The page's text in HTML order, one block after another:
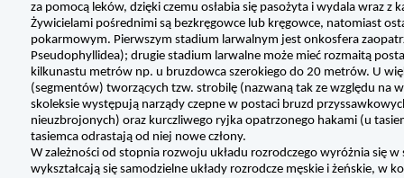
za pomocą leków, dzięki czemu osłabia się pasożyta i wydala wraz
Żywicielami pośrednimi są bezkręgowce lub kręgowce, natomiast
pokarmowym. Pierwszym stadium larwalnym jest onkosfera
Pseudophyllidea); drugie stadium larwalne może mieć rozmaitą
kilkunastu metrów np. u bruzdowca szerokiego do 20 metrów. U
(segmentów) tworzących tzw. strobilę (nazwaną tak ze względu na
skoleksie występują narządy czepne w postaci bruzd
nieuzbrojonych) oraz kurczliwego ryjka opatrzonego hakami (u
tasiemca odrastają od niej nowe człony.
W zależności od stopnia rozwoju układu rozrodczego wyróżnia się w
wykształcają się samodzielne układy rozrodcze męskie i żeńskie, w